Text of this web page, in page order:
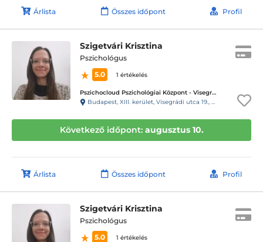
Árlista Összes időpont Profil
Szigetvári Krisztina
Pszichológus
5.0
1 értékelés
Pszichocloud Pszichológiai Központ - Visegrádi utca / Nyugati
Budapest, XIII. kerület, Visegrádi utca 19., 1. emelet 5. ajtó, 22-es kapucsengő
Következő időpont: augusztus 10.
Árlista Összes időpont Profil
Szigetvári Krisztina
Pszichológus
5.0
1 értékelés